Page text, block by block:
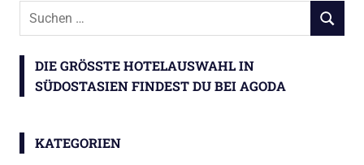
Suchen
SUCHEN
DIE GRÖSSTE HOTELAUSWAHL IN S
ÜDOSTASIEN FINDEST DU BEI AGODA
KATEGORIEN